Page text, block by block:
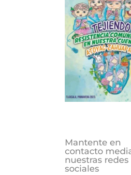
Mantente en
contacto
nuestras redes
sociales